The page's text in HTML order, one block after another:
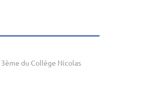
du Collège Nicolas